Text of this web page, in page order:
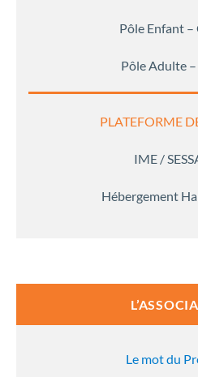
Pôle Enfant –
Pôle Adulte
PLATEFORME
IME /
Hébergement
Le mot du